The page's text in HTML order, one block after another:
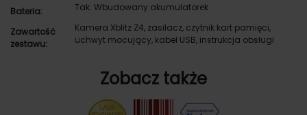
Bateria: Tak. Wbudowany akumulatorek
Zawartość
zestawu:
Kamera Xblitz Z4, zasilacz, czytnik kart pamięci,
uchwyt mocujący, kabel USB, instrukcja obsługi
Zobacz także